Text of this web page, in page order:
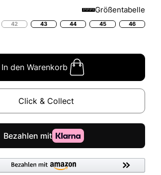
Größentabelle
42 43 44 45
46
In den Warenkorb
Click & Collect